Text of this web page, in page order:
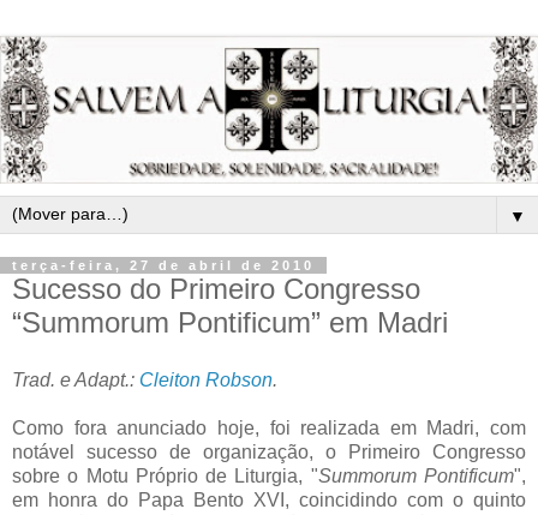
▼
terça-feira, 27 de abril de 2010
Sucesso do Primeiro Congresso
“Summorum Pontificum” em Madri
Trad. e Adapt.: Cleiton Robson.
Como fora anunciado hoje, foi realizada em Madri, com
notável sucesso de organização, o Primeiro Congresso
sobre o Motu Próprio de Liturgia, "Summorum Pontificum",
em honra do Papa Bento XVI, coincidindo com o quinto